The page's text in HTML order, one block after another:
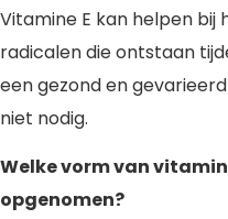
Vitamine E kan helpen
radicalen die ontstaan
een gezond en
niet nodig.
Welke vorm van
opgenomen?